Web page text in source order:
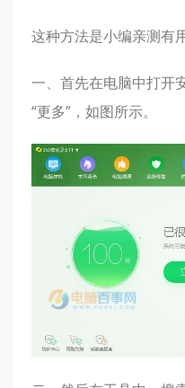
这种方法是小编亲测有
一、首先在电脑中打开
“更多”，如图所示。